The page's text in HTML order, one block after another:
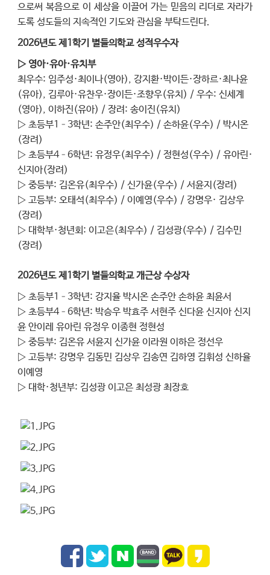
으로써 복음으로 이 세상을 이끌어 가는 믿음의 리더로 자라가
도록 성도들의 지속적인 기도와 관심을 부탁드린다.
2026년도 제1학기 별들의학교 성적우수자
▷ 영아·유아·유치부
최우수: 임주성·최이나(영아), 강지환·박이든·장하르·최나윤
(유아), 김루아·유찬우·장이든·조향우(유치) / 우수: 신세계
(영아), 이하진(유아) / 장려: 송이진(유치)
▷ 초등부1–3학년: 손주안(최우수) / 손하윤(우수) / 박시온
(장려)
▷ 초등부4–6학년: 유정우(최우수) / 정현성(우수) / 유아린·
신지아(장려)
▷ 중등부: 김온유(최우수) / 신가윤(우수) / 서윤지(장려)
▷ 고등부: 오태석(최우수) / 이예영(우수) / 강명우· 김상우
(장려)
▷ 대학부·청년회: 이고은(최우수) / 김성광(우수) / 김수민
(장려)
2026년도 제1학기 별들의학교 개근상 수상자
▷ 초등부1–3학년: 강지율 박시온 손주안 손하윤 최윤서
▷ 초등부4–6학년: 박승우 박효주 서현주 신다윤 신지아 신지
윤 안이레 유아린 유정우 이종현 정현성
▷ 중등부: 김온유 서윤지 신가윤 이라원 이하은 정선우
▷ 고등부: 강명우 김동민 김상우 김송연 김하영 김휘성 신하율
이예영
▷ 대학·청년부: 김성광 이고은 최성광 최장호